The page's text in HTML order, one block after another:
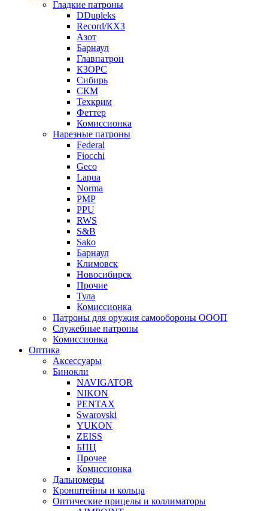
Гладкие патроны
DDupleks
Record/КХЗ
Азот
Барнаул
Главпатрон
КЗОРС
Сибирь
СКМ
Техкрим
Феттер
Комиссионка
Нарезные патроны
Federal
Fiocchi
Geco
Lapua
Norma
PMP
PPU
RWS
S&B
Sako
Барнаул
Климовск
Новосибирск
Прочие
Тула
Комиссионка
Патроны для оружия самообороны ОООП
Служебные патроны
Комиссионка
Оптика
Аксессуары
Бинокли
NAVIGATOR
NIKON
PENTAX
Swarovski
YUKON
ZEISS
БПЦ
Прочее
Комиссионка
Дальномеры
Кронштейны и кольца
Оптические прицелы и коллиматоры